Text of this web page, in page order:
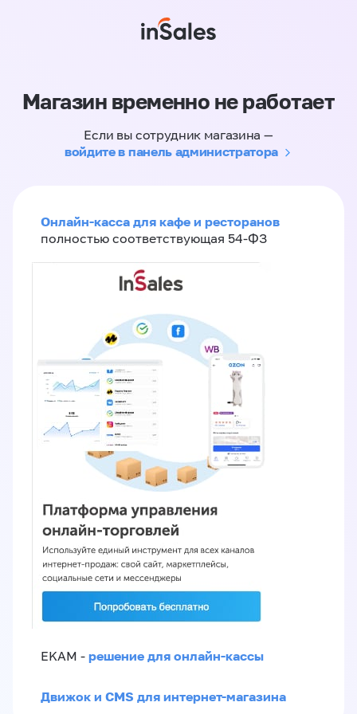
Магазин временно не работает
Если вы сотрудник магазина —
войдите в панель администратора
Онлайн-касса для кафе и ресторанов
полностью соответствующая 54-ФЗ
EKAM - решение для онлайн-кассы
Движок и CMS для интернет-магазина